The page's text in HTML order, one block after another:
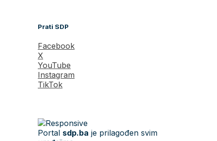
Prati SDP
Facebook
X
YouTube
Instagram
TikTok
Portal sdp.ba je prilagođen svim